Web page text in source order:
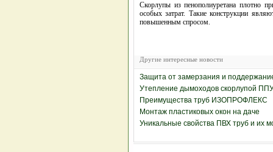
Скорлупы из пенополиуретана плотно
особых затрат. Такие конструкции
повышенным спросом.
Другие интересные новости
Защита от замерзания и
Утепление дымоходов скорлупой
Преимущества труб ИЗОПРОФЛЕКС
Монтаж пластиковых окон на даче
Уникальные свойства ПВХ труб и их